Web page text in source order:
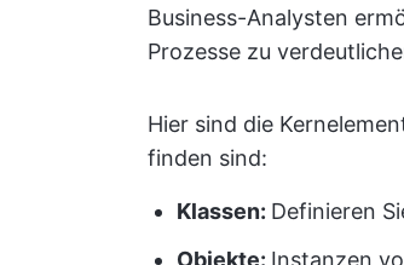
Business-Analysten
Prozesse zu
Hier sind die
finden sind:
Klassen: Definieren
Objekte: Instanzen